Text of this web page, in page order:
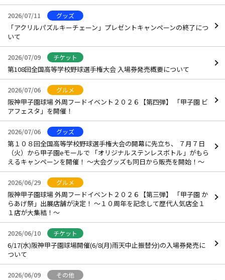
2026/07/11 グッズ
「アクリルパズルキーチェーン」プレゼントキャンペーンの終了につ
いて
2026/07/09 チケット
第108回全国高等学校野球選手権大会 入場券発売概要について
2026/07/06 グルメ
阪神甲子園球場 外周フードイベント２０２６【第四弾】 「甲子園 ビ
アフェスタ」を開催！
2026/07/06 グッズ
第１０８回全国高等学校野球選手権大会の開幕に先立ち、 ７月７日
（火）から甲子園eモールで 「オリジナルステンレスボトル」がもら
えるキャンペーンを開催！ ～大会グッズも同日から販売を開始！～
2026/06/29 グルメ
阪神甲子園球場 外周フードイベント２０２６【第三弾】 「甲子園 か
らあげ祭」出展店舗が決定！ ～１０周年を記念して歴代人気店全１
１店が大集結！～
2026/06/10 チケット
6/17(水)阪神甲子園球場開催(6/8(月)雨天中止振替分)の入場券発売に
ついて
2026/06/09 その他